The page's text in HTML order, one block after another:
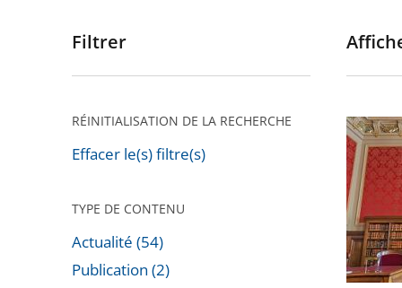
Passer
pour
après
Filtrer
RÉINITIALISATION DE LA RECHERCHE
Effacer le(s) filtre(s)
TYPE DE CONTENU
Actualité (54)
Publication (2)
Covid-
19
:
retour
en
chiffres